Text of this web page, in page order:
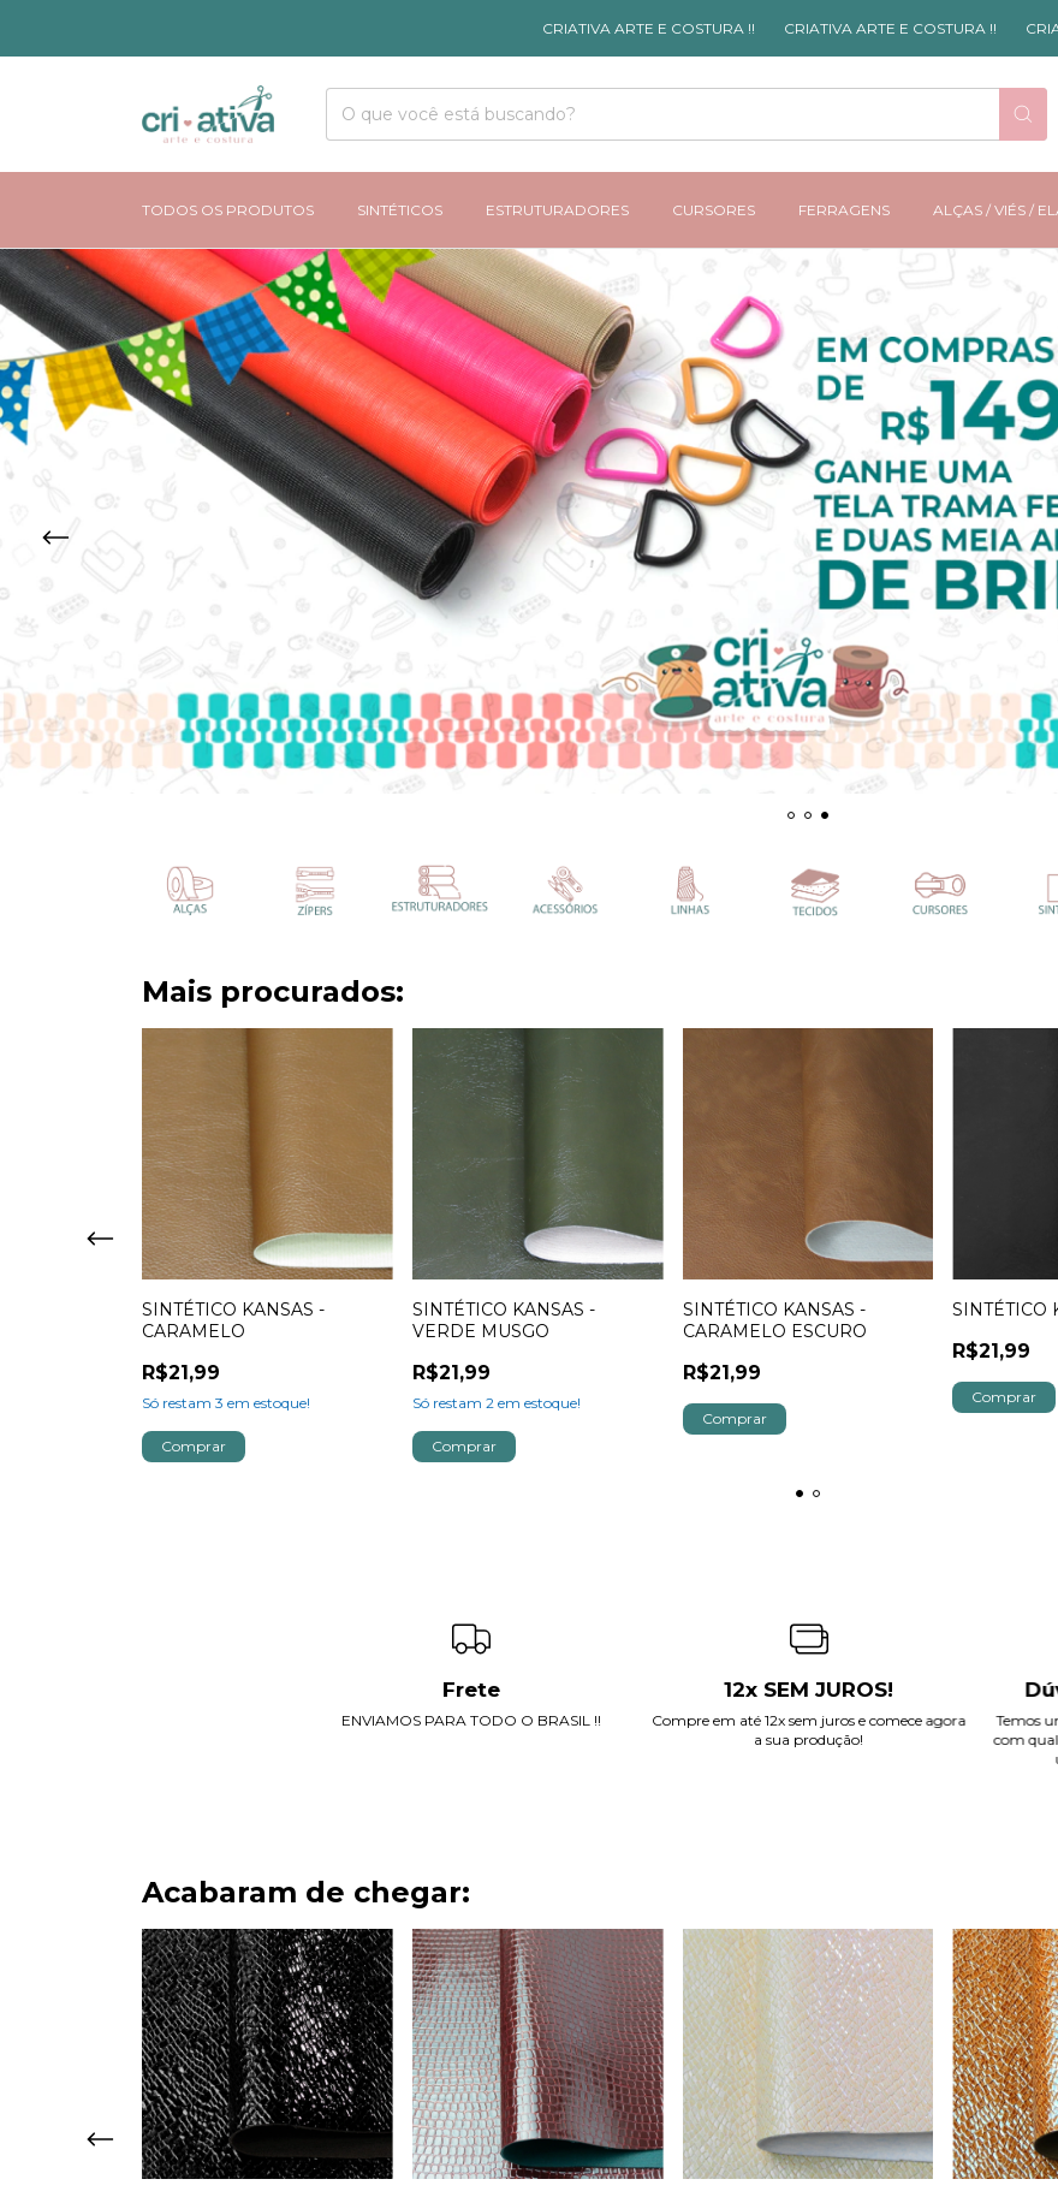
CRIATIVA ARTE E COSTURA !! CRIATIVA ARTE E COSTURA !! CRIATIVA ARTE E
TODOS OS PRODUTOS SINTÉTICOS ESTRUTURADORES CURSORES FERRAGENS ALÇAS / VIÉS /
Mais procurados:
SINTÉTICO KANSAS -
CARAMELO
R$21,99
Só restam 3 em estoque!
SINTÉTICO KANSAS -
VERDE MUSGO
R$21,99
Só restam 2 em estoque!
SINTÉTICO KANSAS -
CARAMELO ESCURO
R$21,99
SINTÉTICO
R$21,99
Frete
ENVIAMOS PARA TODO O BRASIL !!
12x SEM JUROS!
Compre em até 12x sem juros e comece agora
a sua produção!
Temos
com
Acabaram de chegar: